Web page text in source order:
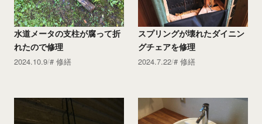
水道メータの支柱が腐って折
れたので修理
2024.10.9 修繕
スプリングが壊れたダイニン
グチェアを修理
2024.7.22 修繕